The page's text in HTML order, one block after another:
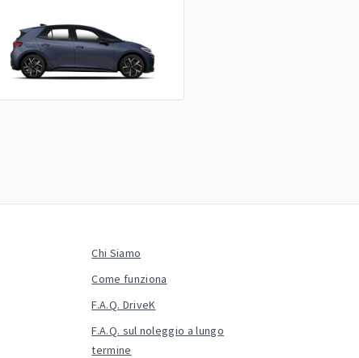
Chi Siamo
Come funziona
F.A.Q. DriveK
F.A.Q. sul noleggio a lungo
termine